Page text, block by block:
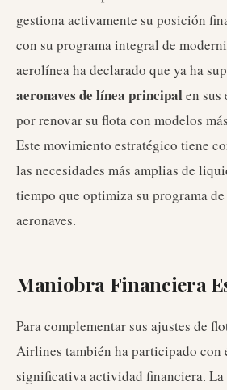
gestiona activamente su posición
con su programa integral de
aerolínea ha declarado que ya ha
aeronaves de línea principalen sus
por renovar su flota con modelos
Este movimiento estratégico tiene
las necesidades más amplias de
tiempo que optimiza su programa
aeronaves.
Maniobra Financiera
Para complementar sus ajustes de
Airlines también ha participado con
significativa actividad financiera. La